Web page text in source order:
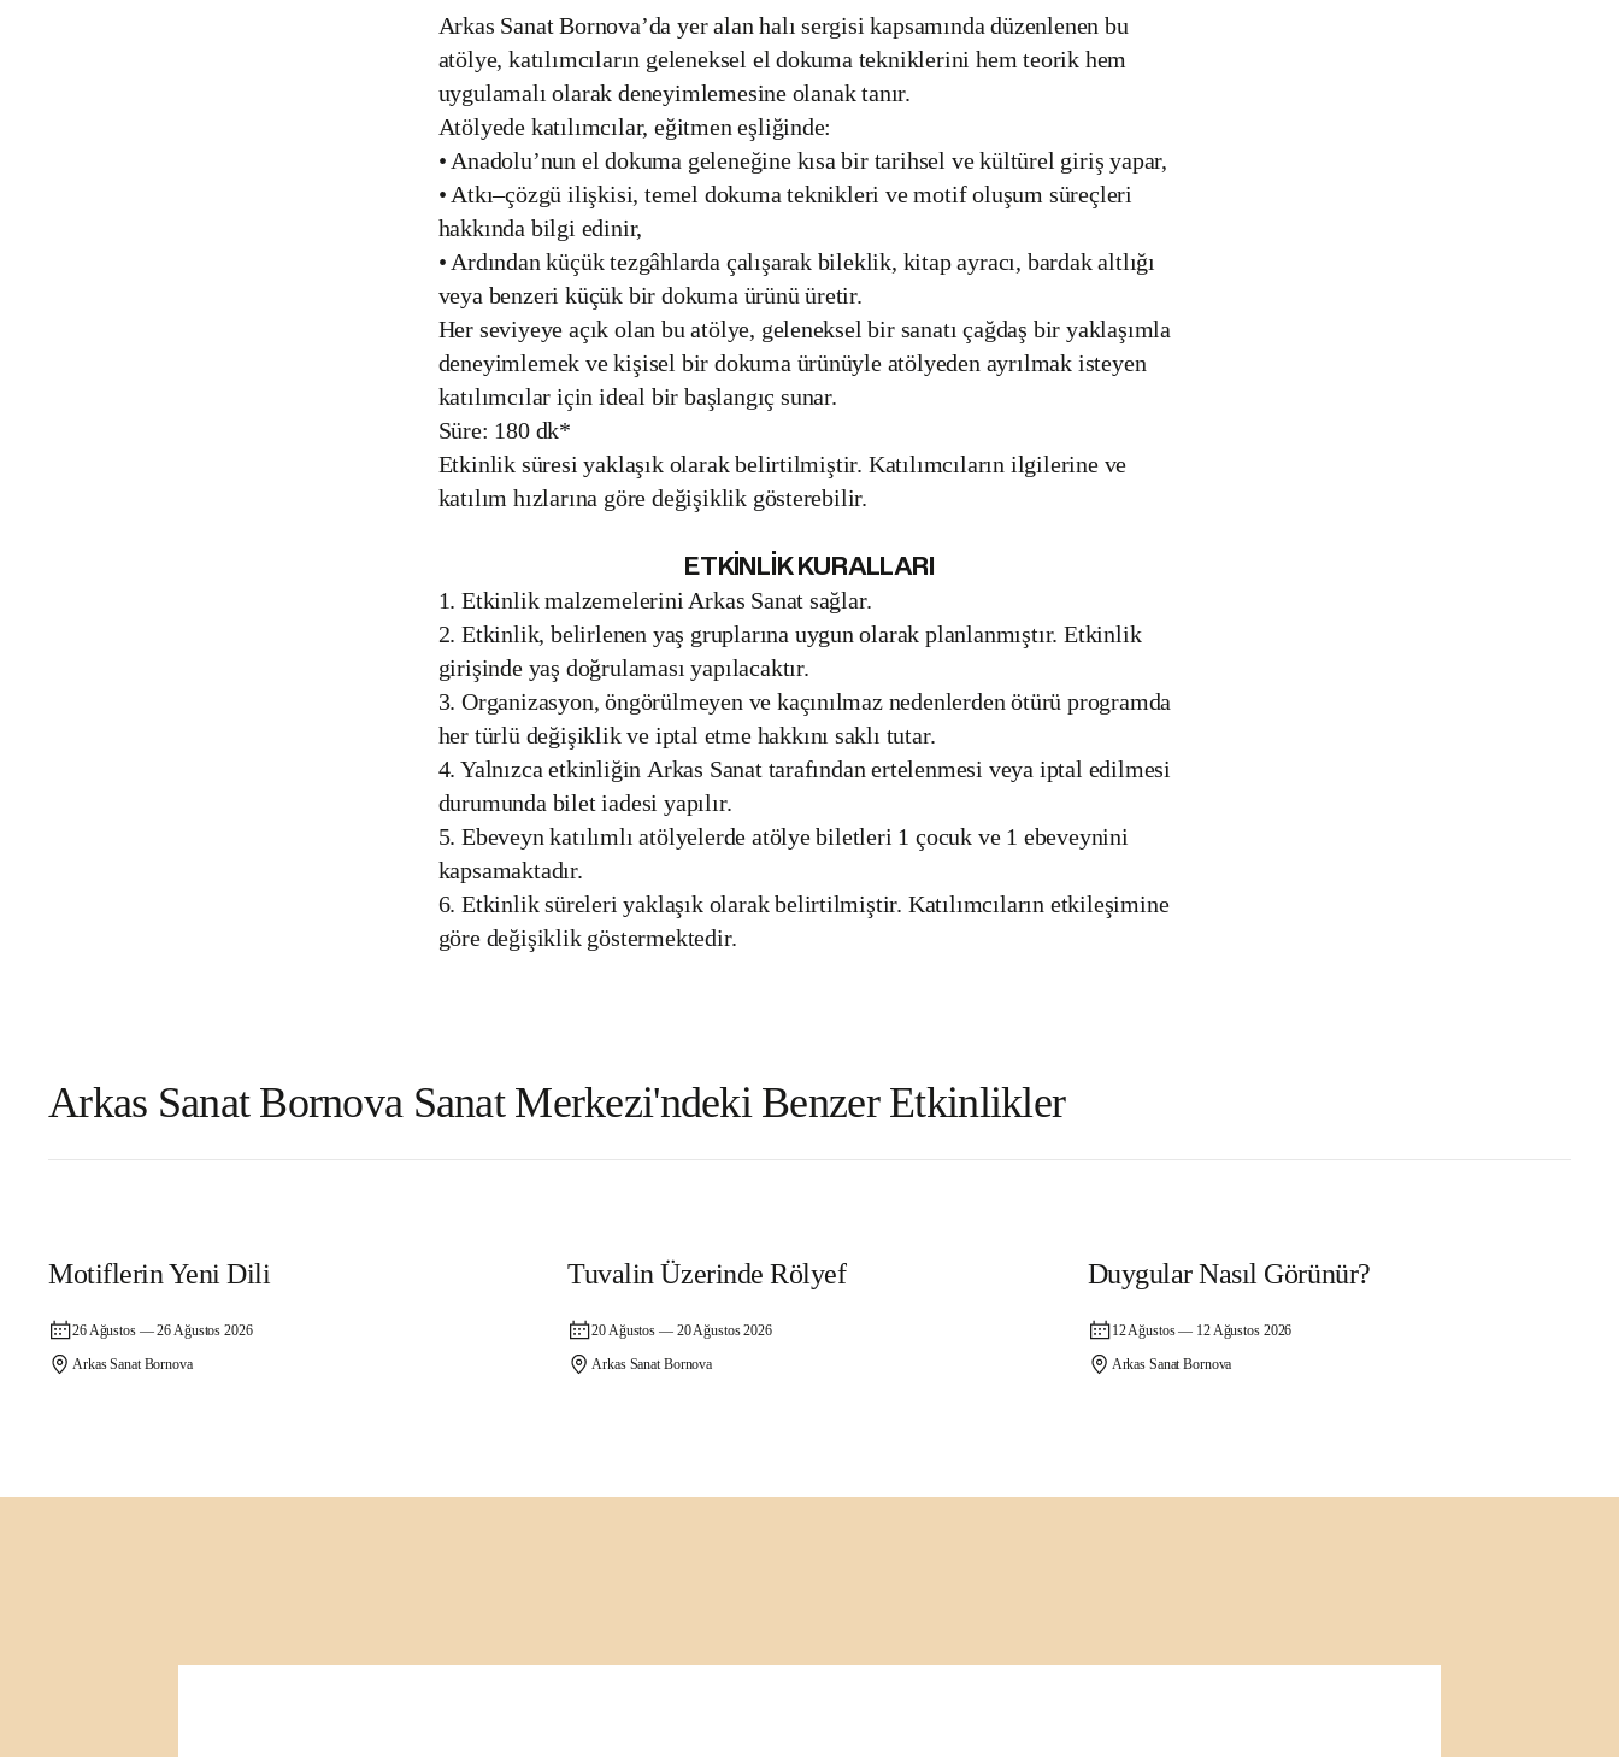
Arkas Sanat Bornova’da yer alan halı sergisi kapsamında düzenlenen bu
atölye, katılımcıların geleneksel el dokuma tekniklerini hem teorik hem
uygulamalı olarak deneyimlemesine olanak tanır.
Atölyede katılımcılar, eğitmen eşliğinde:
• Anadolu’nun el dokuma geleneğine kısa bir tarihsel ve kültürel giriş yapar,
• Atkı–çözgü ilişkisi, temel dokuma teknikleri ve motif oluşum süreçleri
hakkında bilgi edinir,
• Ardından küçük tezgâhlarda çalışarak bileklik, kitap ayracı, bardak altlığı
veya benzeri küçük bir dokuma ürünü üretir.
Her seviyeye açık olan bu atölye, geleneksel bir sanatı çağdaş bir yaklaşımla
deneyimlemek ve kişisel bir dokuma ürünüyle atölyeden ayrılmak isteyen
katılımcılar için ideal bir başlangıç sunar.
Süre: 180 dk*
Etkinlik süresi yaklaşık olarak belirtilmiştir. Katılımcıların ilgilerine ve
katılım hızlarına göre değişiklik gösterebilir.
ETKİNLİK KURALLARI
1. Etkinlik malzemelerini Arkas Sanat sağlar.
2. Etkinlik, belirlenen yaş gruplarına uygun olarak planlanmıştır. Etkinlik
girişinde yaş doğrulaması yapılacaktır.
3. Organizasyon, öngörülmeyen ve kaçınılmaz nedenlerden ötürü programda
her türlü değişiklik ve iptal etme hakkını saklı tutar.
4. Yalnızca etkinliğin Arkas Sanat tarafından ertelenmesi veya iptal edilmesi
durumunda bilet iadesi yapılır.
5. Ebeveyn katılımlı atölyelerde atölye biletleri 1 çocuk ve 1 ebeveynini
kapsamaktadır.
6. Etkinlik süreleri yaklaşık olarak belirtilmiştir. Katılımcıların etkileşimine
göre değişiklik göstermektedir.
Arkas Sanat Bornova Sanat Merkezi'ndeki Benzer Etkinlikler
Motiflerin Yeni Dili
26 Ağustos — 26 Ağustos 2026
Arkas Sanat Bornova
Tuvalin Üzerinde Rölyef
20 Ağustos — 20 Ağustos 2026
Arkas Sanat Bornova
Duygular Nasıl Görünür?
12 Ağustos — 12 Ağustos 2026
Arkas Sanat Bornova